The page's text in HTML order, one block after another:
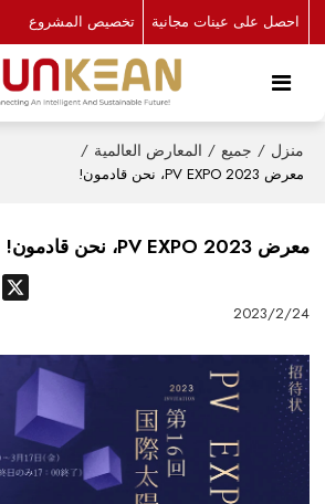
احصل على عينات مجانية تخصيص المشروع
منزل / جميع / المعارض العالمية /
معرض PV EXPO 2023، نحن قادمون!
معرض PV EXPO 2023، نحن قادمون!
X
2023/2/24